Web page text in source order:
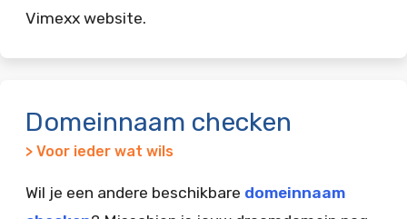
Vimexx website.
Domeinnaam checken
> Voor ieder wat wils
Wil je een andere beschikbare domeinnaam